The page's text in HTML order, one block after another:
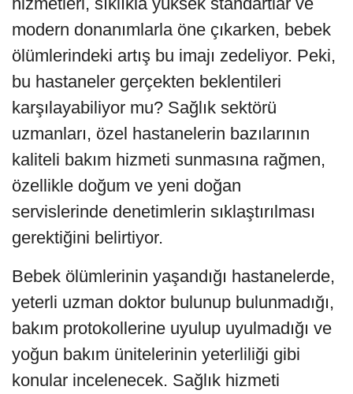
modern donanımlarla öne çıkarken, bebek
ölümlerindeki artış bu imajı zedeliyor. Peki,
bu hastaneler gerçekten beklentileri
karşılayabiliyor mu? Sağlık sektörü
uzmanları, özel hastanelerin bazılarının
kaliteli bakım hizmeti sunmasına rağmen,
özellikle doğum ve yeni doğan
servislerinde denetimlerin sıklaştırılması
gerektiğini belirtiyor.
Bebek ölümlerinin yaşandığı hastanelerde,
yeterli uzman doktor bulunup bulunmadığı,
bakım protokollerine uyulup uyulmadığı ve
yoğun bakım ünitelerinin yeterliliği gibi
konular incelenecek. Sağlık hizmeti